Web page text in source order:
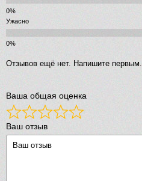
Ужасно
Отзывов ещё нет. Напишите первым.
Ваша общая оценка
Ваш отзыв